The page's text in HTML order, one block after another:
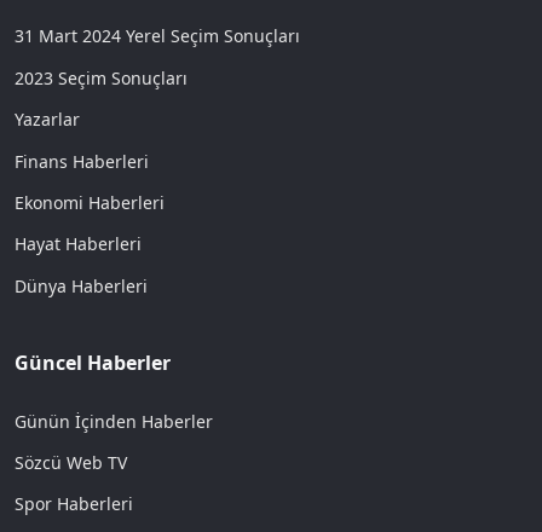
31 Mart 2024 Yerel Seçim Sonuçları
2023 Seçim Sonuçları
Yazarlar
Finans Haberleri
Ekonomi Haberleri
Hayat Haberleri
Dünya Haberleri
Güncel Haberler
Günün İçinden Haberler
Sözcü Web TV
Spor Haberleri